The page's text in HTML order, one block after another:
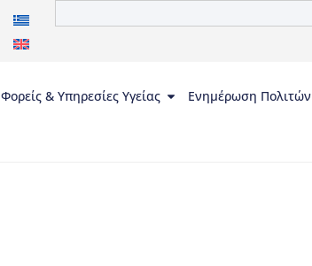
Φορείς & Υπηρεσίες Υγείας Ενημέρωση Πολιτών